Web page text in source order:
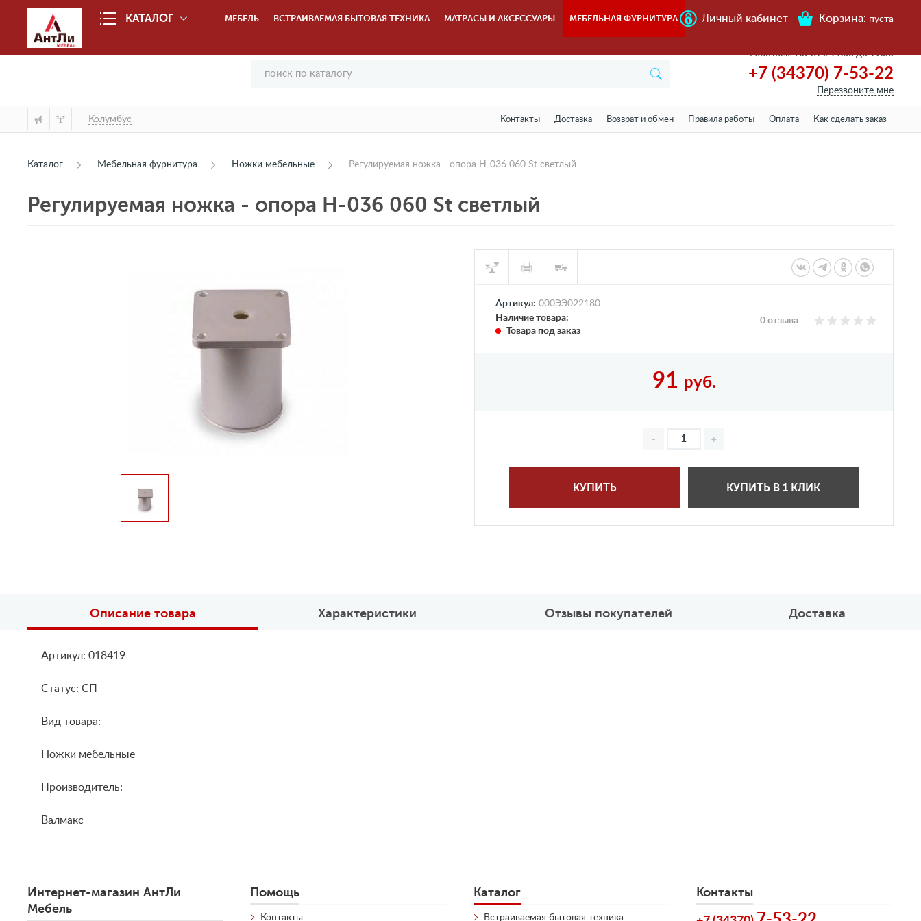
КАТАЛОГ МЕБЕЛЬ ВСТРАИВАЕМАЯ БЫТОВАЯ ТЕХНИКА МАТРАСЫ И АКСЕССУАРЫ МЕБЕЛЬНАЯ ФУРНИТУРА Личный кабинет Корзина: пуста
РаботаемПн-пт с 11.00 до 19.00
+7 (34370) 7-53-22
Перезвоните мне
Колумбус Контакты Доставка Возврат и обмен Правила работы Оплата Как сделать заказ
Каталог Мебельная фурнитура Ножки мебельные Регулируемая ножка - опора Н-036 060 St светлый
Регулируемая ножка - опора Н-036 060 St светлый
Артикул: 000ЭЭ022180
Наличие товара:
Товара под заказ
0 отзыва
91 руб.
КУПИТЬ КУПИТЬ В 1 КЛИК
Описание товара Характеристики Отзывы покупателей Доставка
Артикул: 018419
Статус: СП
Вид товара:
Ножки мебельные
Производитель:
Валмакс
Интернет-магазин АнтЛи
Мебель
Помощь
Контакты
Контакты
Каталог
Встраиваемая бытовая техника